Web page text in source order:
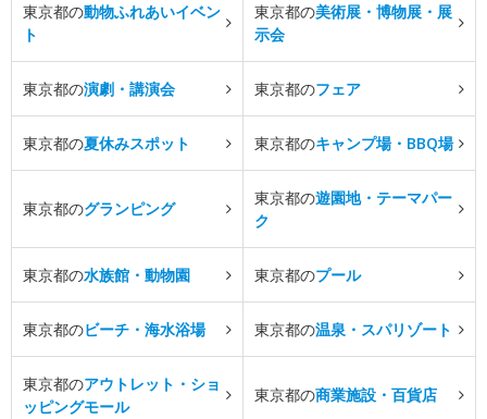
東京都の動物ふれあいイベン
ト
東京都の美術展・博物展・展
示会
東京都の演劇・講演会 東京都のフェア
東京都の夏休みスポット 東京都のキャンプ場・BBQ場
東京都のグランピング
東京都の遊園地・テーマパー
ク
東京都の水族館・動物園 東京都のプール
東京都のビーチ・海水浴場 東京都の温泉・スパリゾート
東京都のアウトレット・ショ
ッピングモール
東京都の商業施設・百貨店